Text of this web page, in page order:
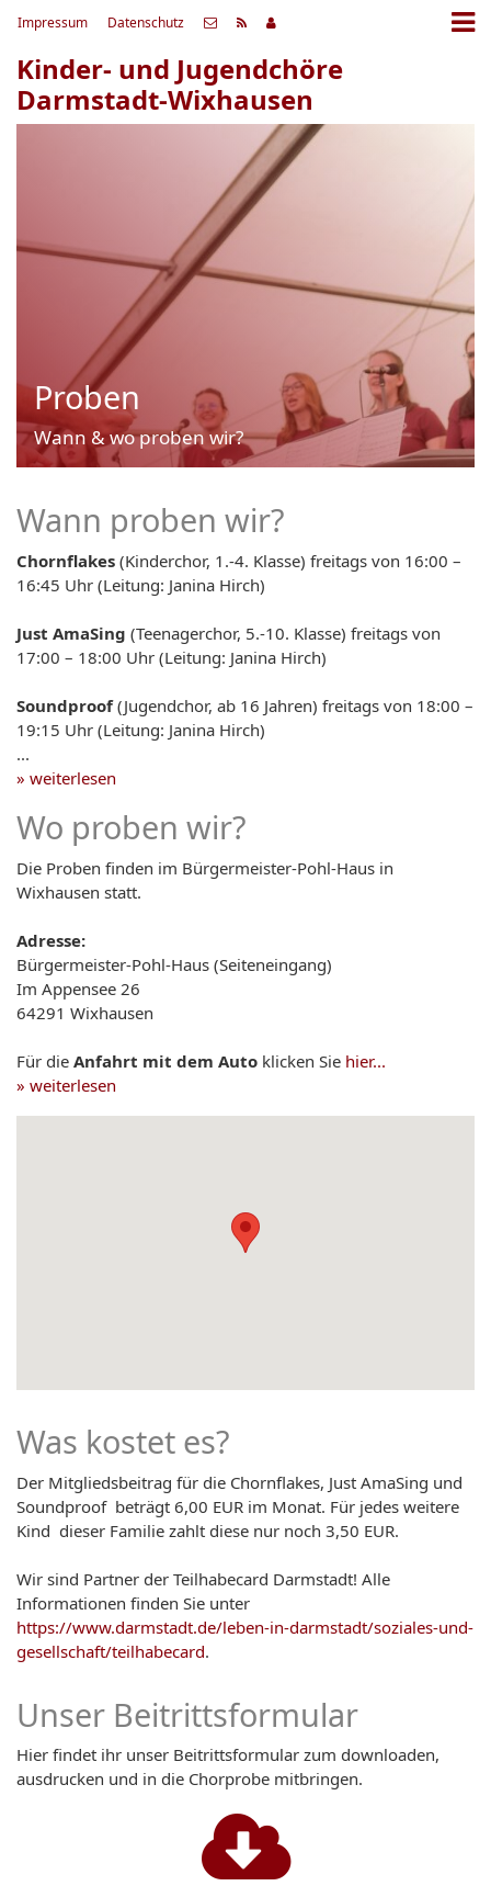
Impressum Datenschutz
Kinder- und Jugendchöre
Darmstadt-Wixhausen
Proben
Wann & wo proben wir?
Wann proben wir?
Chornflakes (Kinderchor, 1.-4. Klasse) freitags von 16:00 –
16:45 Uhr (Leitung: Janina Hirch)
Just AmaSing (Teenagerchor, 5.-10. Klasse) freitags von
17:00 – 18:00 Uhr (Leitung: Janina Hirch)
Soundproof(Jugendchor, ab 16 Jahren) freitags von 18:00 –
19:15 Uhr (Leitung: Janina Hirch)
...
» weiterlesen
Wo proben wir?
Die Proben finden im Bürgermeister-Pohl-Haus in
Wixhausen statt.
Adresse:
Bürgermeister-Pohl-Haus (Seiteneingang)
Im Appensee 26
64291 Wixhausen
Für die Anfahrt mit dem Auto klicken Sie hier...
» weiterlesen
Was kostet es?
Der Mitgliedsbeitrag für die Chornflakes, Just AmaSing und
Soundproof beträgt 6,00 EUR im Monat. Für jedes weitere
Kind dieser Familie zahlt diese nur noch 3,50 EUR.
Wir sind Partner der Teilhabecard Darmstadt! Alle
Informationen finden Sie unter
https://www.darmstadt.de/leben-in-darmstadt/soziales-und-
gesellschaft/teilhabecard.
Unser Beitrittsformular
Hier findet ihr unser Beitrittsformular zum downloaden,
ausdrucken und in die Chorprobe mitbringen.